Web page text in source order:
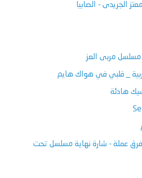
الجريدى - الصابيا
مسلسل مربى العز
_ قلبي في هواك هايم
هادئة
عملة - شارة نهاية مسلسل تحت